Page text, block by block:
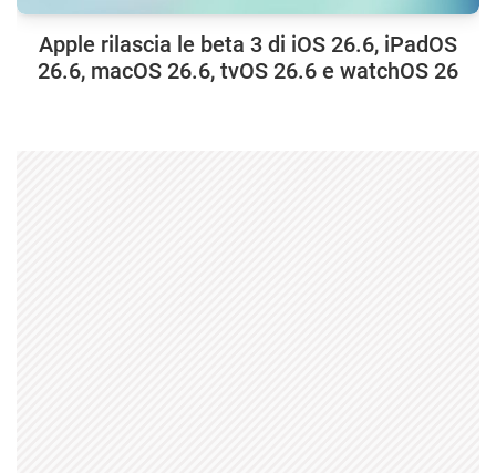
Apple rilascia le beta 3 di iOS 26.6, iPadOS
26.6, macOS 26.6, tvOS 26.6 e watchOS 26